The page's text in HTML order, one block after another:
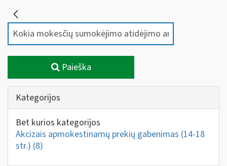
Paieška
Kategorijos
Bet kurios kategorijos
Akcizais apmokestinamų prekių gabenimas (14-18
str.) (8)